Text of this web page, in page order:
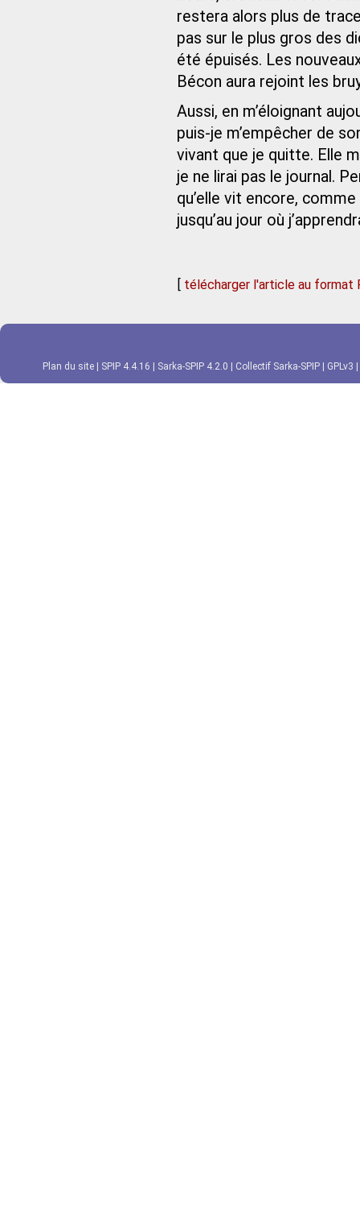
restera alors plus de
pas sur le plus gros des
été épuisés. Les
Bécon aura rejoint les
Aussi, en m’éloignant
puis-je m’empêcher de
vivant que je quitte. Elle
je ne lirai pas le journal.
qu’elle vit encore,
jusqu’au jour où
[ télécharger l'article au format
Plan du site SPIP 4.4.16 Sarka-SPIP 4.2.0 Collectif Sarka-SPIP GPLv3